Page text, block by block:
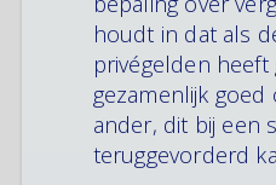
houdt in dat als
privégelden
gezamenlijk
ander, dit bij een
teruggevorderd